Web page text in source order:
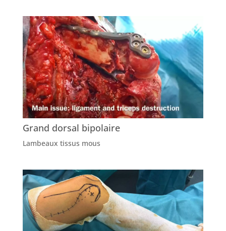
Grand dorsal bipolaire
Lambeaux tissus mous